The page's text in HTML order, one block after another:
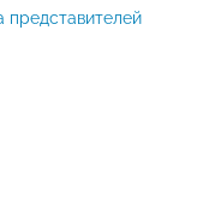
представителей